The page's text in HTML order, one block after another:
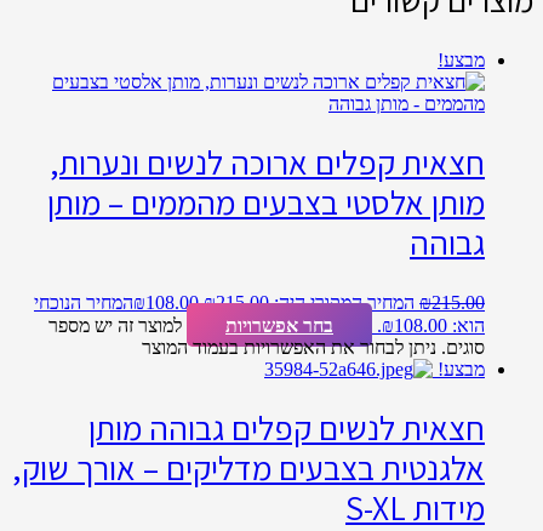
מבצע!
חצאית קפלים ארוכה לנשים ונערות,
מותן אלסטי בצבעים מהממים – מותן
גבוהה
₪215.00 המחיר המקורי היה: ₪215.00. ₪108.00
המחיר הנוכחי
הוא: ₪108.00.
בחר אפשרויות
למוצר זה יש מספר
סוגים. ניתן לבחור את האפשרויות בעמוד המוצר
מבצע!
חצאית לנשים קפלים גבוהה מותן
אלגנטית בצבעים מדליקים – אורך שוק,
מידות S-XL